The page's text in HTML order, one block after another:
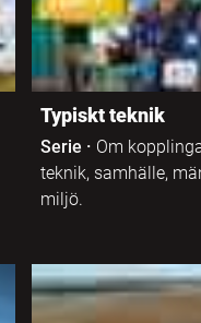
Italienska
Japanska
Jiddisch
Kinesiska
Typiskt teknik
Serie · Om
teknik, samhälle,
miljö.